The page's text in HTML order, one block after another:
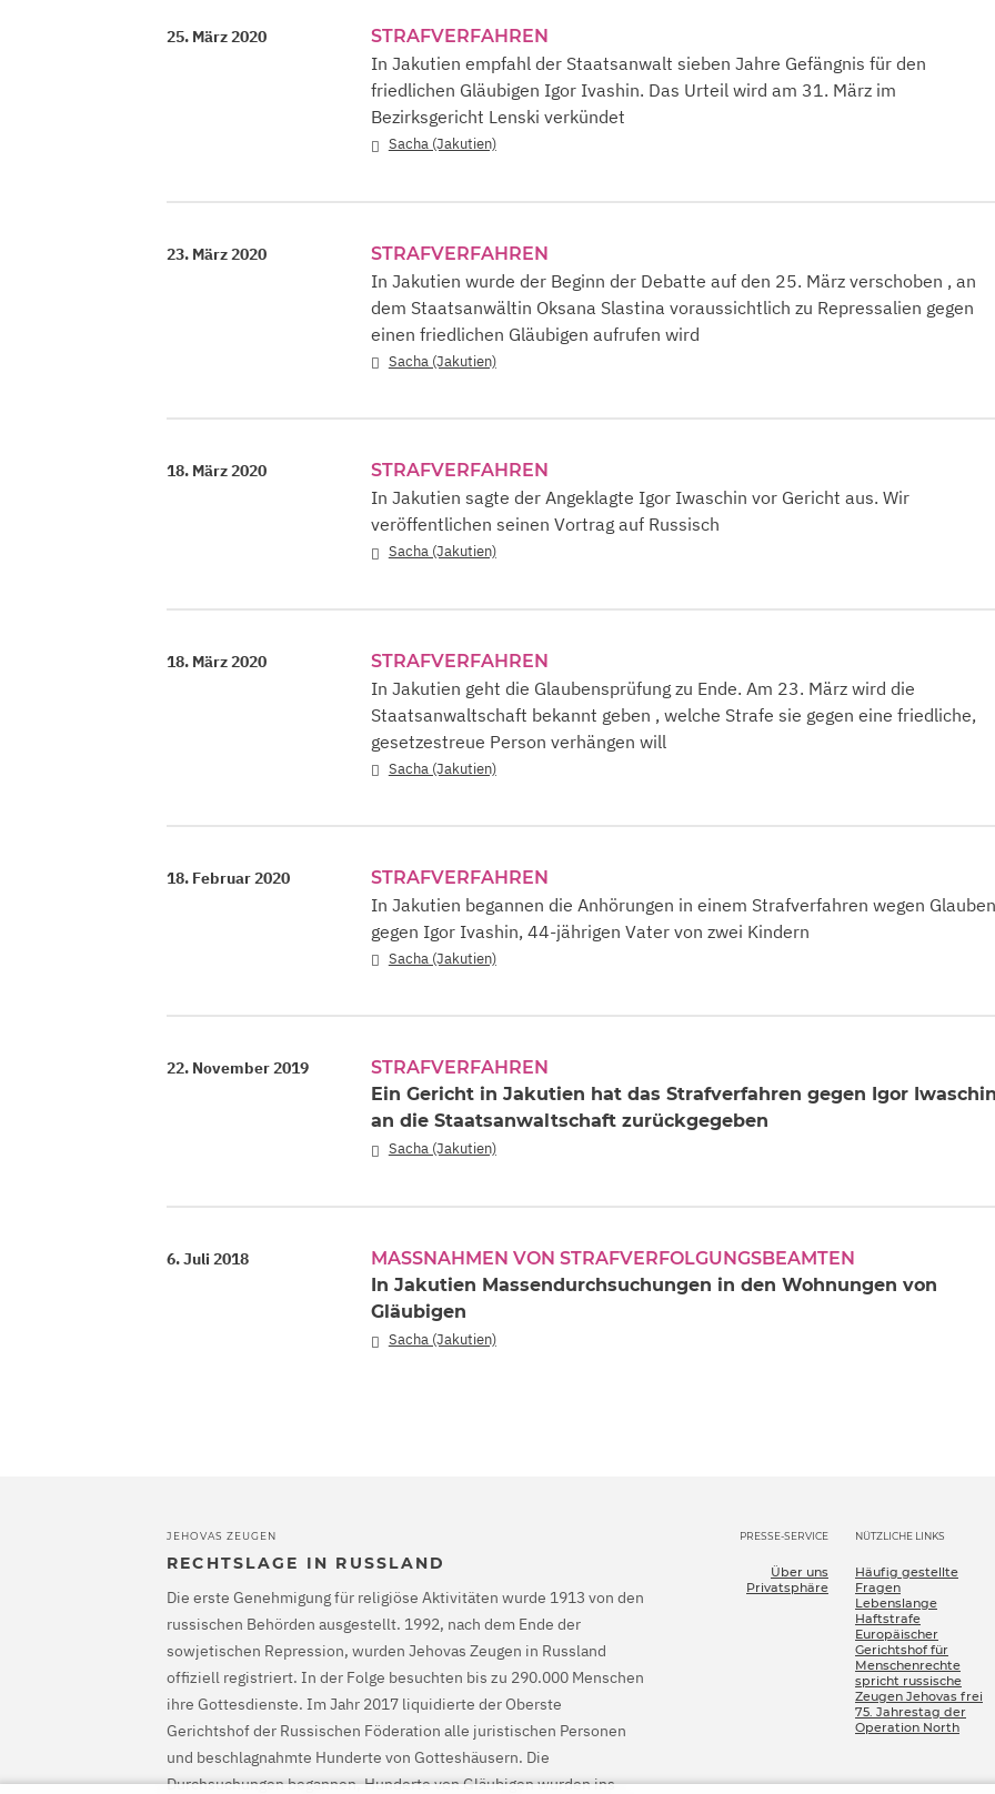
25. März 2020 STRAFVERFAHREN
In Jakutien empfahl der Staatsanwalt sieben Jahre Gefängnis für den
friedlichen Gläubigen Igor Ivashin. Das Urteil wird am 31. März im
Bezirksgericht Lenski verkündet
Sacha (Jakutien)
23. März 2020 STRAFVERFAHREN
In Jakutien wurde der Beginn der Debatte auf den 25. März verschoben , an
dem Staatsanwältin Oksana Slastina voraussichtlich zu Repressalien gegen
einen friedlichen Gläubigen aufrufen wird
Sacha (Jakutien)
18. März 2020 STRAFVERFAHREN
In Jakutien sagte der Angeklagte Igor Iwaschin vor Gericht aus. Wir
veröffentlichen seinen Vortrag auf Russisch
Sacha (Jakutien)
18. März 2020 STRAFVERFAHREN
In Jakutien geht die Glaubensprüfung zu Ende. Am 23. März wird die
Staatsanwaltschaft bekannt geben , welche Strafe sie gegen eine friedliche,
gesetzestreue Person verhängen will
Sacha (Jakutien)
18. Februar 2020 STRAFVERFAHREN
In Jakutien begannen die Anhörungen in einem Strafverfahren wegen
gegen Igor Ivashin, 44-jährigen Vater von zwei Kindern
Sacha (Jakutien)
22. November 2019
STRAFVERFAHREN
Ein Gericht in Jakutien hat das Strafverfahren gegen Igor
an die Staatsanwaltschaft zurückgegeben
Sacha (Jakutien)
6. Juli 2018
MASSNAHMEN VON STRAFVERFOLGUNGSBEAMTEN
In Jakutien Massendurchsuchungen in den Wohnungen von
Gläubigen
Sacha (Jakutien)
JEHOVAS ZEUGEN
RECHTSLAGE IN RUSSLAND
Die erste Genehmigung für religiöse Aktivitäten wurde 1913 von den
russischen Behörden ausgestellt. 1992, nach dem Ende der
sowjetischen Repression, wurden Jehovas Zeugen in Russland
offiziell registriert. In der Folge besuchten bis zu 290.000 Menschen
ihre Gottesdienste. Im Jahr 2017 liquidierte der Oberste
Gerichtshof der Russischen Föderation alle juristischen Personen
und beschlagnahmte Hunderte von Gotteshäusern. Die
Durchsuchungen begannen, Hunderte von Gläubigen wurden ins
PRESSE-SERVICE
Über uns
Privatsphäre
NÜTZLICHE LINKS
Häufig gestellte
Fragen
Lebenslange
Haftstrafe
Europäischer
Gerichtshof für
Menschenrechte
spricht russische
Zeugen Jehovas frei
75. Jahrestag der
Operation North